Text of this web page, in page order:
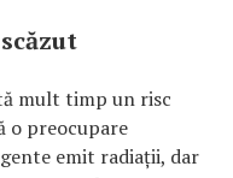
mult timp un risc
preocupare
emit radiații, dar